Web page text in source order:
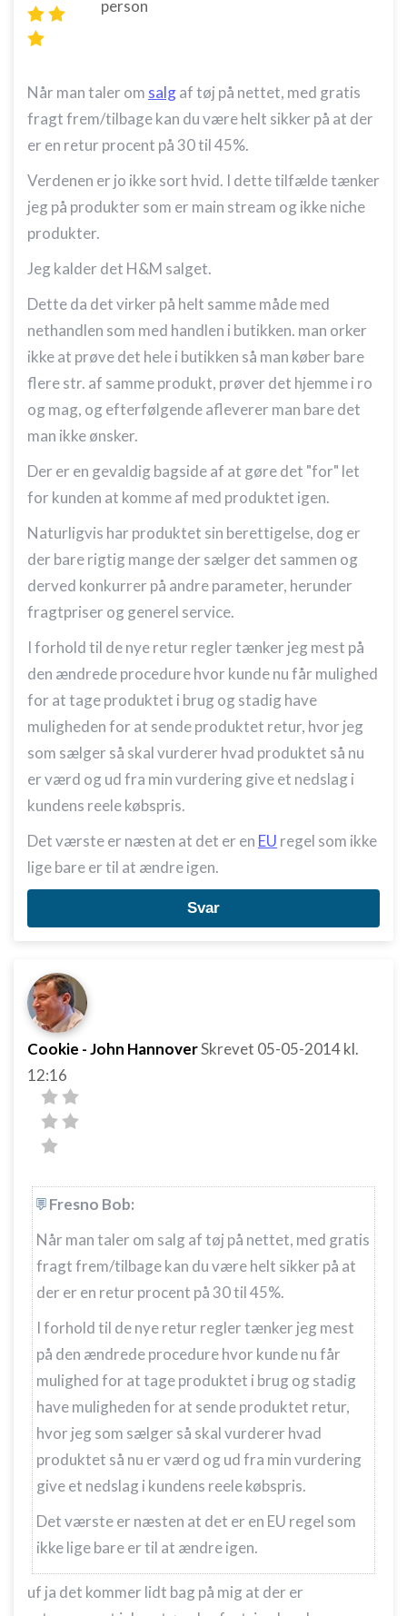
person
Når man taler om salgaf tøj på nettet, med gratis
fragt frem/tilbage kan du være helt sikker på at der
er en retur procent på 30 til 45%.
Verdenen er jo ikke sort hvid. I dette tilfælde tænker
jeg på produkter som er main stream og ikke niche
produkter.
Jeg kalder det H&M salget.
Dette da det virker på helt samme måde med
nethandlen som med handlen i butikken. man orker
ikke at prøve det hele i butikken så man køber bare
flere str. af samme produkt, prøver det hjemme i ro
og mag, og efterfølgende afleverer man bare det
man ikke ønsker.
Der er en gevaldig bagside af at gøre det "for" let
for kunden at komme af med produktet igen.
Naturligvis har produktet sin berettigelse, dog er
der bare rigtig mange der sælger det sammen og
derved konkurrer på andre parameter, herunder
fragtpriser og generel service.
I forhold til de nye retur regler tænker jeg mest på
den ændrede procedure hvor kunde nu får mulighed
for at tage produktet i brug og stadig have
muligheden for at sende produktet retur, hvor jeg
som sælger så skal vurderer hvad produktet så nu
er værd og ud fra min vurdering give et nedslag i
kundens reele købspris.
Det værste er næsten at det er en EU regel som ikke
lige bare er til at ændre igen.
Svar
Cookie - John HannoverSkrevet 05-05-2014kl.
12:16
Fresno Bob:
Når man taler om salg af tøj på nettet, med gratis
fragt frem/tilbage kan du være helt sikker på at
der er en retur procent på 30 til 45%.
I forhold til de nye retur regler tænker jeg mest
på den ændrede procedure hvor kunde nu får
mulighed for at tage produktet i brug og stadig
have muligheden for at sende produktet retur,
hvor jeg som sælger så skal vurderer hvad
produktet så nu er værd og ud fra min vurdering
give et nedslag i kundens reele købspris.
Det værste er næsten at det er en EU regel som
ikke lige bare er til at ændre igen.
uf ja det kommer lidt bag på mig at der er